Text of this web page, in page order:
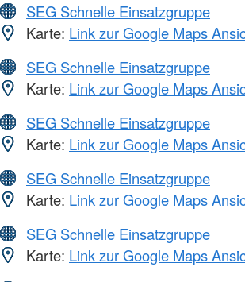
SEG Schnelle Einsatzgruppe
Karte: Link zur Google Maps
SEG Schnelle Einsatzgruppe
Karte: Link zur Google Maps
SEG Schnelle Einsatzgruppe
Karte: Link zur Google Maps
SEG Schnelle Einsatzgruppe
Karte: Link zur Google Maps
SEG Schnelle Einsatzgruppe
Karte: Link zur Google Maps